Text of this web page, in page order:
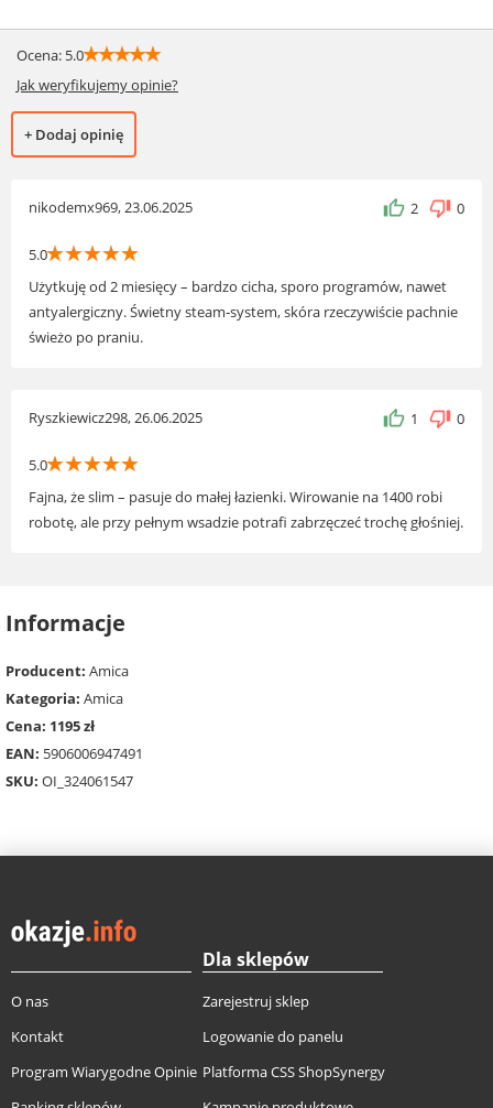
Ocena: 5.0 ☆
☆
☆
☆
☆
Jak weryfikujemy opinie?
+ Dodaj opinię
nikodemx969, 23.06.2025 2 0
5.0 ☆
☆
☆
☆
☆
Użytkuję od 2 miesięcy – bardzo cicha, sporo programów, nawet
antyalergiczny. Świetny steam‑system, skóra rzeczywiście pachnie
świeżo po praniu.
Ryszkiewicz298, 26.06.2025 1 0
5.0 ☆
☆
☆
☆
☆
Fajna, że slim – pasuje do małej łazienki. Wirowanie na 1400 robi
robotę, ale przy pełnym wsadzie potrafi zabrzęczeć trochę głośniej.
Informacje
Producent: Amica
Kategoria: Amica
Cena: 1195 zł
EAN: 5906006947491
SKU: OI_324061547
O nas
Kontakt
Program Wiarygodne Opinie
Dla sklepów
Zarejestruj sklep
Logowanie do panelu
Platforma CSS ShopSynergy